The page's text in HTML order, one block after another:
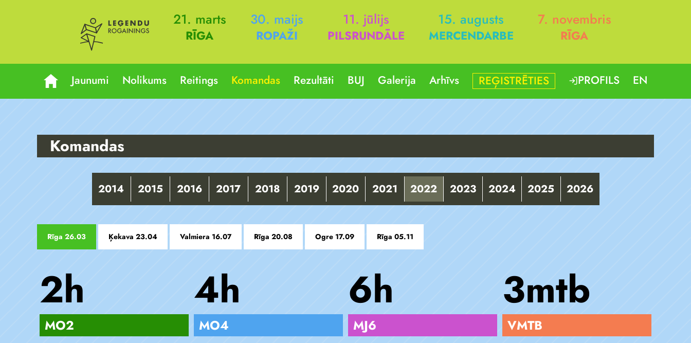
21. marts
RĪGA
30. maijs
ROPAŽI
11. jūlijs
PILSRUNDĀLE
15. augusts
MERCENDARBE
7. novembris
RĪGA
Jaunumi Nolikums Reitings Komandas Rezultāti BUJ Galerija Arhīvs REĢISTRĒTIES PROFILS EN
Komandas
2014 2015 2016 2017 2018 2019 2020 2021 2022 2023 2024 2025 2026
Rīga 26.03 Ķekava 23.04 Valmiera 16.07 Rīga 20.08 Ogre 17.09 Rīga 05.11
2h
MO2
4h
MO4
6h
MJ6
3mtb
VMTB